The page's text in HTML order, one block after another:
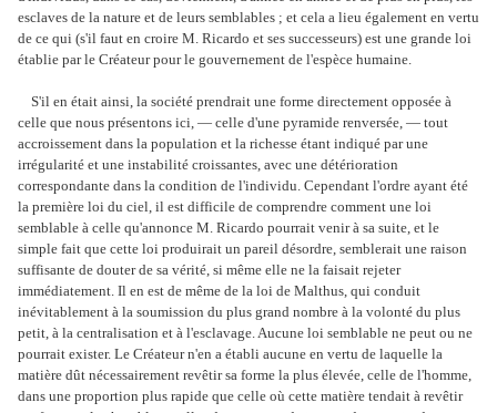
esclaves de la nature et de leurs semblables ; et cela a lieu également en vertu
de ce qui (s'il faut en croire M. Ricardo et ses successeurs) est une grande loi
établie par le Créateur pour le gouvernement de l'espèce humaine.
S'il en était ainsi, la société prendrait une forme directement opposée à
celle que nous présentons ici, — celle d'une pyramide renversée, — tout
accroissement dans la population et la richesse étant indiqué par une
irrégularité et une instabilité croissantes, avec une détérioration
correspondante dans la condition de l'individu. Cependant l'ordre ayant été
la première loi du ciel, il est difficile de comprendre comment une loi
semblable à celle qu'annonce M. Ricardo pourrait venir à sa suite, et le
simple fait que cette loi produirait un pareil désordre, semblerait une raison
suffisante de douter de sa vérité, si même elle ne la faisait rejeter
immédiatement. Il en est de même de la loi de Malthus, qui conduit
inévitablement à la soumission du plus grand nombre à la volonté du plus
petit, à la centralisation et à l'esclavage. Aucune loi semblable ne peut ou ne
pourrait exister. Le Créateur n'en a établi aucune en vertu de laquelle la
matière dût nécessairement revêtir sa forme la plus élevée, celle de l'homme,
dans une proportion plus rapide que celle où cette matière tendait à revêtir